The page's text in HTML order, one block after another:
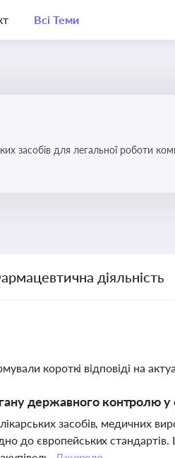
Всі Теми
засобів для легальної роботи
діяльність
короткі відповіді на
державного контролю
засобів, медичних
до європейських